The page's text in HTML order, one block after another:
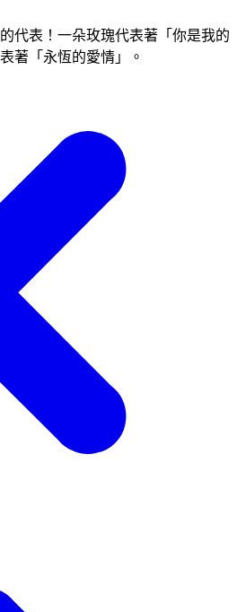
代表！一朵玫瑰代表著「你是我的
著「永恆的愛情」。